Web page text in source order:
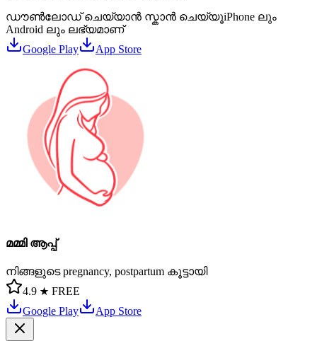
ഡൗൺലോഡ് ചെയ്യാൻ സ്കാൻ ചെയ്യൂiPhone ലും
Android ലും ലഭ്യമാണ്
Google Play
App Store
മമ്മി ആപ്പ്
നിങ്ങളുടെ pregnancy, postpartum കൂട്ടായി
4.9 ★ FREE
Google Play
App Store